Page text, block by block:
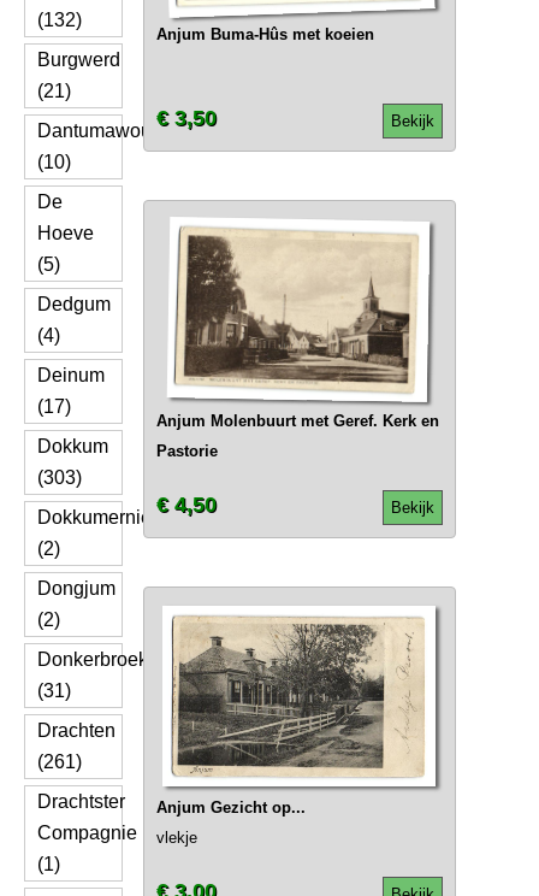
(132)
Burgwerd
(21)
Dantumawoude
(10)
De
Hoeve
(5)
Dedgum
(4)
Deinum
(17)
Dokkum
(303)
Dokkumernieuwezijlen
(2)
Dongjum
(2)
Donkerbroek
(31)
Drachten
(261)
Drachtster
Compagnie
(1)
Anjum Buma-Hûs met koeien
Bekijk
€ 3,50
Anjum Molenbuurt met Geref. Kerk en
Pastorie
Bekijk
€ 4,50
Anjum Gezicht op...
vlekje
€ 3,00